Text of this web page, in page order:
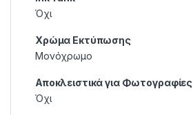
Όχι
Χρώμα Εκτύπωσης
Μονόχρωμο
Αποκλειστικά για Φωτογραφίες
Όχι